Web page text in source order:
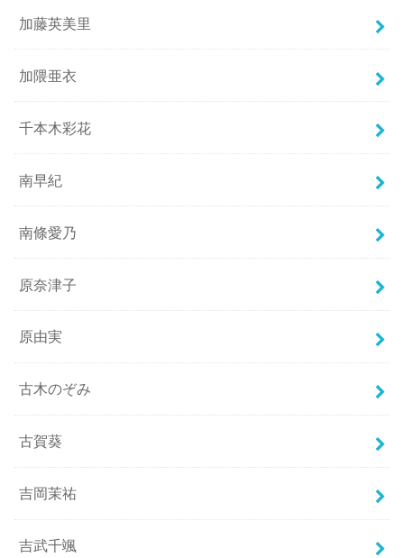
加藤英美里
加隈亜衣
千本木彩花
南早紀
南條愛乃
原奈津子
原由実
古木のぞみ
古賀葵
吉岡茉祐
吉武千颯